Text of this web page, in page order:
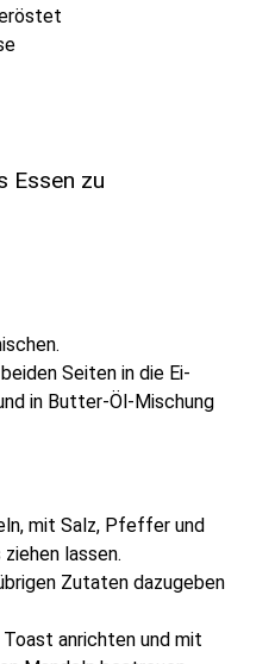
Essen zu
Seiten in die Ei-
in Butter-Öl-Mischung
mit Salz, Pfeffer und
lassen.
Zutaten dazugeben
anrichten und mit